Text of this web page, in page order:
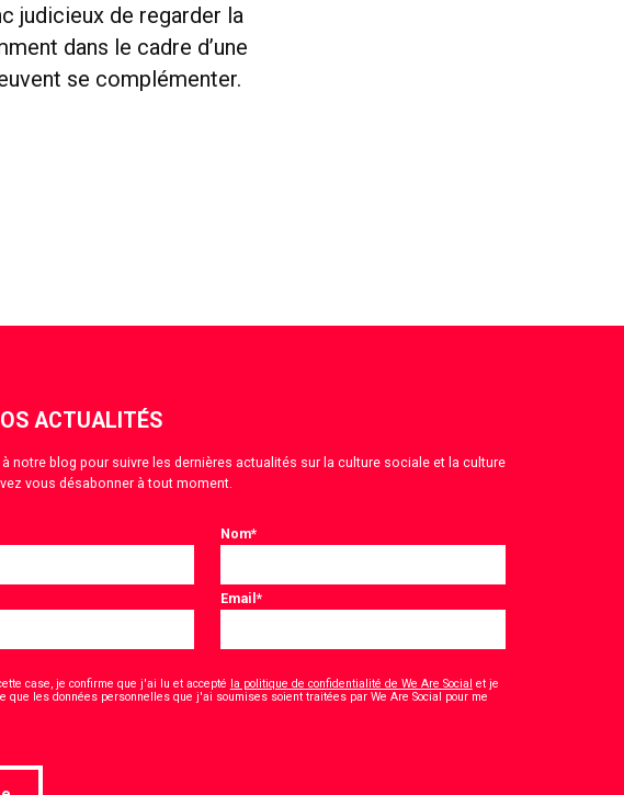
judicieux de regarder la
dans le cadre d’une
se complémenter.
ACTUALITÉS
notre blog pour suivre les dernières actualités sur la culture sociale et la culture
vous désabonner à tout moment.
Nom*
Email*
case, je confirme que j'ai lu et accepté la politique de confidentialité de We Are Social et je
que les données personnelles que j'ai soumises soient traitées par We Are Social pour me